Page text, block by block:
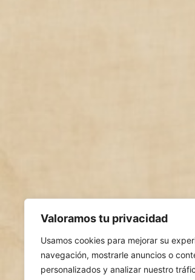
Valoramos tu privacidad
Usamos cookies para mejorar su
navegación, mostrarle anuncios o
personalizados y analizar nuestro